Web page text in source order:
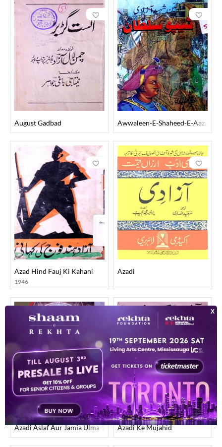
August Gadbad Awwaleen-E-Shaheed-E-Aazadi
Azad Hind Fauj Ki Kahani
1946
Azadi
Azadi Aslaf Aur Jamia Ulma-E-HindAzadi Ke Mujahid